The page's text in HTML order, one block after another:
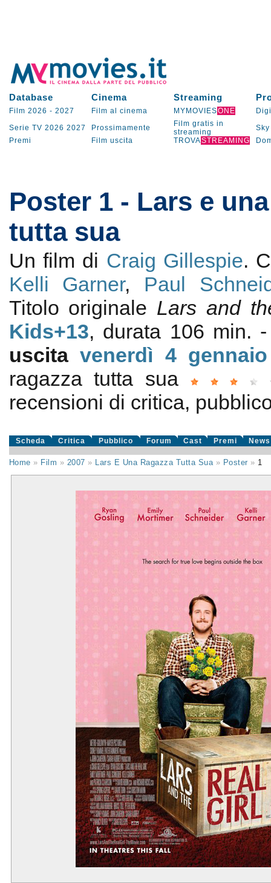
Database Cinema Streaming
Film 2026 - 2027 Film al cinema MYMOVIESONE
Serie TV 2026 2027 Prossimamente
Film gratis in
streaming
Sky
Premi
Film uscita TROVASTREAMING
Poster 1 - Lars e
tutta sua
Un film di Craig Gillespie.
Kelli Garner, Paul
Titolo originale Lars and
Kids+13, durata 106 min.
uscitavenerdì 4
ragazza tutta sua
recensioni di critica,
Scheda Critica Pubblico Forum Cast Premi News
Home » Film » 2007 » Lars E Una Ragazza Tutta Sua» Poster » 1